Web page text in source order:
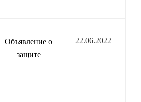
Объявление о
защите
22.06.2022